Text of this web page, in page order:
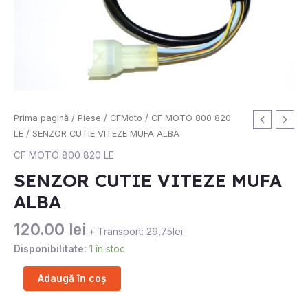
Prima pagină / Piese / CFMoto / CF MOTO 800 820
LE / SENZOR CUTIE VITEZE MUFA ALBA
CF MOTO 800 820 LE
SENZOR CUTIE VITEZE MUFA
ALBA
120.00 lei + Transport: 29,75lei
Disponibilitate: 1 în stoc
Cantitate
SENZOR
CUTIE
MUFA
ALBA
Adaugă în coș